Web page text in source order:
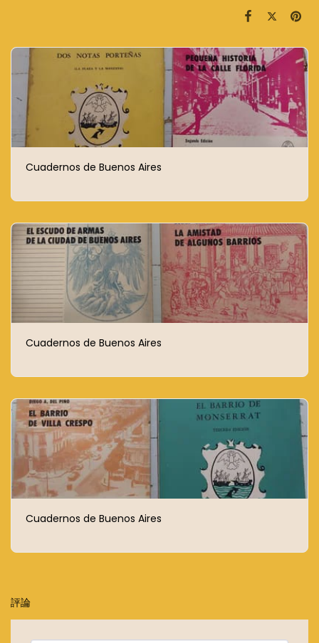
Cuadernos de Buenos Aires
Cuadernos de Buenos Aires
Cuadernos de Buenos Aires
評論